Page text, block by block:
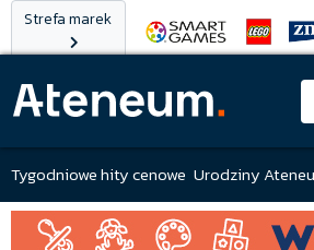
Strefa marek
Tygodniowe hity cenowe Urodziny